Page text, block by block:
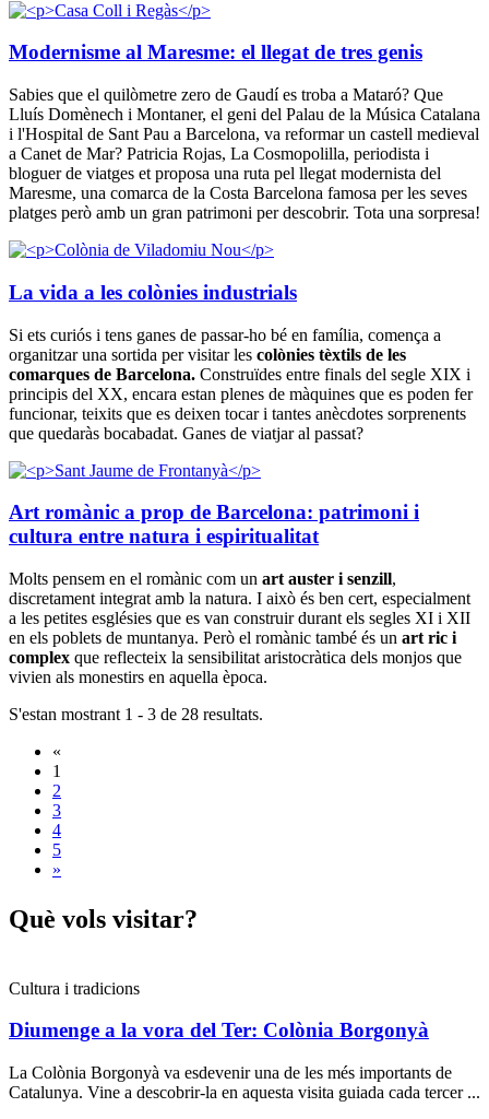
Modernisme al Maresme: el llegat de tres genis
Sabies que el quilòmetre zero de Gaudí es troba a Mataró? Que
Lluís Domènech i Montaner, el geni del Palau de la Música Catalana
i l'Hospital de Sant Pau a Barcelona, va reformar un castell medieval
a Canet de Mar? Patricia Rojas, La Cosmopolilla, periodista i
bloguer de viatges et proposa una ruta pel llegat modernista del
Maresme, una comarca de la Costa Barcelona famosa per les seves
platges però amb un gran patrimoni per descobrir. Tota una sorpresa!
La vida a les colònies industrials
Si ets curiós i tens ganes de passar-ho bé en família, comença a
organitzar una sortida per visitar les colònies tèxtils de les
comarques de Barcelona. Construïdes entre finals del segle XIX i
principis del XX, encara estan plenes de màquines que es poden fer
funcionar, teixits que es deixen tocar i tantes anècdotes sorprenents
que quedaràs bocabadat. Ganes de viatjar al passat?
Art romànic a prop de Barcelona: patrimoni i
cultura entre natura i espiritualitat
Molts pensem en el romànic com un art auster i senzill,
discretament integrat amb la natura. I això és ben cert, especialment
a les petites esglésies que es van construir durant els segles XI i XII
en els poblets de muntanya. Però el romànic també és un art ric i
complex que reflecteix la sensibilitat aristocràtica dels monjos que
vivien als monestirs en aquella època.
S'estan mostrant 1 - 3 de 28 resultats.
«
1
2
3
4
5
»
Què vols visitar?
Cultura i tradicions
Diumenge a la vora del Ter: Colònia Borgonyà
La Colònia Borgonyà va esdevenir una de les més importants de
Catalunya. Vine a descobrir-la en aquesta visita guiada cada tercer ...